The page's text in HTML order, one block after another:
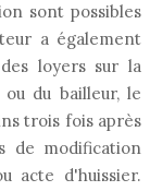
sont possibles
a également
loyers sur la
du bailleur, le
trois fois après
de modification
acte d'huissier.